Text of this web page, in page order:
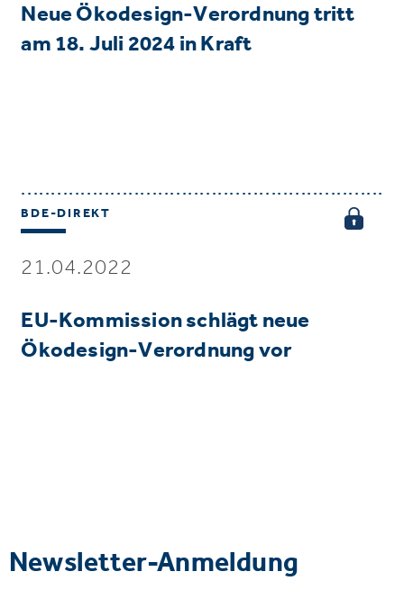
Neue Ökodesign-Verordnung tritt
am 18. Juli 2024 in Kraft
BDE-DIREKT
21.04.2022
EU-Kommission schlägt neue
Ökodesign-Verordnung vor
Newsletter-Anmeldung